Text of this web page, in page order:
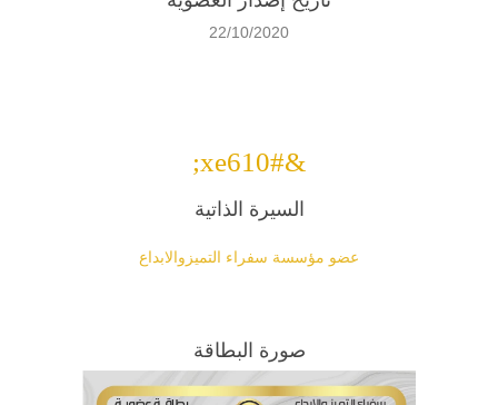
22/10/2020
&#xe610;
السيرة الذاتية
عضو مؤسسة سفراء التميزوالابداع
صورة البطاقة